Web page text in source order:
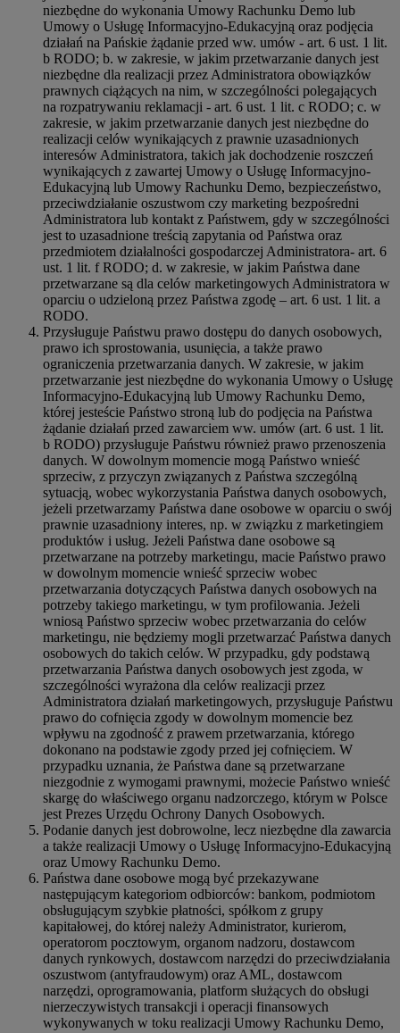
niezbędne do wykonania Umowy Rachunku Demo lub
Umowy o Usługę Informacyjno-Edukacyjną oraz podjęcia
działań na Pańskie żądanie przed ww. umów - art. 6 ust. 1 lit.
b RODO; b. w zakresie, w jakim przetwarzanie danych jest
niezbędne dla realizacji przez Administratora obowiązków
prawnych ciążących na nim, w szczególności polegających
na rozpatrywaniu reklamacji - art. 6 ust. 1 lit. c RODO; c. w
zakresie, w jakim przetwarzanie danych jest niezbędne do
realizacji celów wynikających z prawnie uzasadnionych
interesów Administratora, takich jak dochodzenie roszczeń
wynikających z zawartej Umowy o Usługę Informacyjno-
Edukacyjną lub Umowy Rachunku Demo, bezpieczeństwo,
przeciwdziałanie oszustwom czy marketing bezpośredni
Administratora lub kontakt z Państwem, gdy w szczególności
jest to uzasadnione treścią zapytania od Państwa oraz
przedmiotem działalności gospodarczej Administratora- art. 6
ust. 1 lit. f RODO; d. w zakresie, w jakim Państwa dane
przetwarzane są dla celów marketingowych Administratora w
oparciu o udzieloną przez Państwa zgodę – art. 6 ust. 1 lit. a
RODO.
Przysługuje Państwu prawo dostępu do danych osobowych,
prawo ich sprostowania, usunięcia, a także prawo
ograniczenia przetwarzania danych. W zakresie, w jakim
przetwarzanie jest niezbędne do wykonania Umowy o Usługę
Informacyjno-Edukacyjną lub Umowy Rachunku Demo,
której jesteście Państwo stroną lub do podjęcia na Państwa
żądanie działań przed zawarciem ww. umów (art. 6 ust. 1 lit.
b RODO) przysługuje Państwu również prawo przenoszenia
danych. W dowolnym momencie mogą Państwo wnieść
sprzeciw, z przyczyn związanych z Państwa szczególną
sytuacją, wobec wykorzystania Państwa danych osobowych,
jeżeli przetwarzamy Państwa dane osobowe w oparciu o swój
prawnie uzasadniony interes, np. w związku z marketingiem
produktów i usług. Jeżeli Państwa dane osobowe są
przetwarzane na potrzeby marketingu, macie Państwo prawo
w dowolnym momencie wnieść sprzeciw wobec
przetwarzania dotyczących Państwa danych osobowych na
potrzeby takiego marketingu, w tym profilowania. Jeżeli
wniosą Państwo sprzeciw wobec przetwarzania do celów
marketingu, nie będziemy mogli przetwarzać Państwa danych
osobowych do takich celów. W przypadku, gdy podstawą
przetwarzania Państwa danych osobowych jest zgoda, w
szczególności wyrażona dla celów realizacji przez
Administratora działań marketingowych, przysługuje Państwu
prawo do cofnięcia zgody w dowolnym momencie bez
wpływu na zgodność z prawem przetwarzania, którego
dokonano na podstawie zgody przed jej cofnięciem. W
przypadku uznania, że Państwa dane są przetwarzane
niezgodnie z wymogami prawnymi, możecie Państwo wnieść
skargę do właściwego organu nadzorczego, którym w Polsce
jest Prezes Urzędu Ochrony Danych Osobowych.
Podanie danych jest dobrowolne, lecz niezbędne dla zawarcia
a także realizacji Umowy o Usługę Informacyjno-Edukacyjną
oraz Umowy Rachunku Demo.
Państwa dane osobowe mogą być przekazywane
następującym kategoriom odbiorców: bankom, podmiotom
obsługującym szybkie płatności, spółkom z grupy
kapitałowej, do której należy Administrator, kurierom,
operatorom pocztowym, organom nadzoru, dostawcom
danych rynkowych, dostawcom narzędzi do przeciwdziałania
oszustwom (antyfraudowym) oraz AML, dostawcom
narzędzi, oprogramowania, platform służących do obsługi
nierzeczywistych transakcji i operacji finansowych
wykonywanych w toku realizacji Umowy Rachunku Demo,